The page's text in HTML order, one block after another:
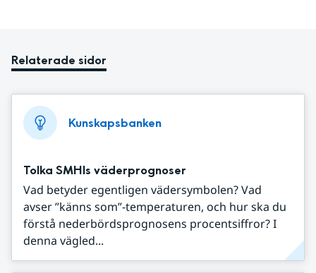
Relaterade sidor
Kunskapsbanken
Tolka SMHIs väderprognoser
Vad betyder egentligen vädersymbolen? Vad
avser ”känns som”-temperaturen, och hur ska du
förstå nederbördsprognosens procentsiffror? I
denna vägled...